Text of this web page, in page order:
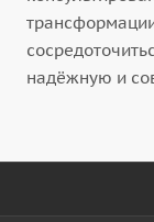
надёжную и